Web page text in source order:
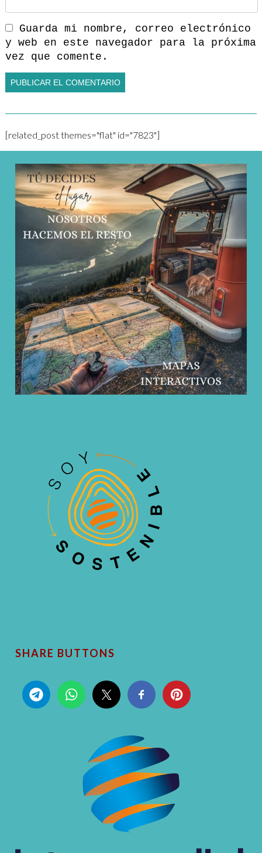
Guarda mi nombre, correo electrónico
y web en este navegador para la próxima
vez que comente.
[related_post themes="flat" id="7823"]
SHARE BUTTONS